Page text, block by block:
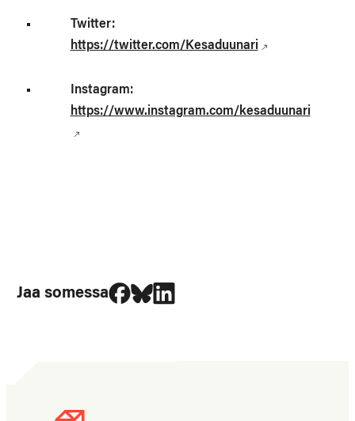
Twitter:
https://twitter.com/Kesaduunari
Instagram:
https://www.instagram.com/kesaduunari
Jaa somessa
Jaa Facebookissa
Jaa Blueskyssa
Jaa LinkedIn:ssä